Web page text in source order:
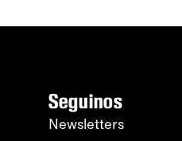
Seguinos
Newsletters